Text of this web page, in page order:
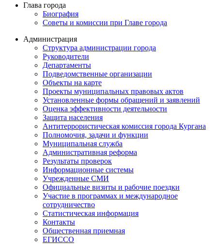
Глава города
Биография
Советы и комиссии при Главе города
Администрация
Структура администрации города
Руководители
Департаменты
Подведомственные организации
Объекты на карте
Проекты муниципальных правовых актов
Установленные формы обращений и заявлений
Оценка эффективности деятельности
Защита населения
Антитеррористическая комиссия города Кургана
Полномочия, задачи и функции
Муниципальная служба
Административная реформа
Результаты проверок
Информационные системы
Учрежденные СМИ
Официальные визиты и рабочие поездки
Участие в программах и международное
сотрудничество
Статистическая информация
Контакты
Общественная приемная
ЕГИССО